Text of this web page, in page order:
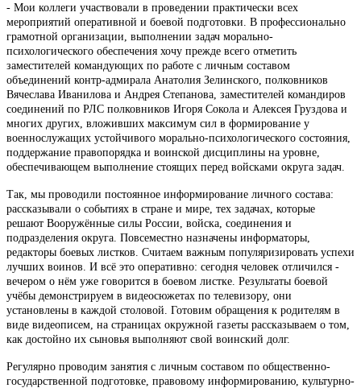
- Мои коллеги участвовали в проведении практически всех
мероприятий оперативной и боевой подготовки. В профессионально
грамотной организации, выполнении задач морально-
психологического обеспечения хочу прежде всего отметить
заместителей командующих по работе с личным составом
объединений контр-адмирала Анатолия Зелинского, полковников
Вячеслава Иванилова и Андрея Степанова, заместителей командиров
соединений по РЛС полковников Игоря Сокола и Алексея Груздова и
многих других, вложивших максимум сил в формирование у
военнослужащих устойчивого морально-психологического состояния,
поддержание правопорядка и воинской дисциплины на уровне,
обеспечивающем выполнение стоящих перед войсками округа задач.
Так, мы проводили постоянное информирование личного состава:
рассказывали о событиях в стране и мире, тех задачах, которые
решают Вооружённые силы России, войска, соединения и
подразделения округа. Повсеместно назначены информаторы,
редакторы боевых листков. Считаем важным популяризировать успехи
лучших воинов. И всё это оперативно: сегодня человек отличился -
вечером о нём уже говорится в боевом листке. Результаты боевой
учёбы демонстрируем в видеосюжетах по телевизору, они
установлены в каждой столовой. Готовим обращения к родителям в
виде видеописем, на страницах окружной газеты рассказываем о том,
как достойно их сыновья выполняют свой воинский долг.
Регулярно проводим занятия с личным составом по общественно-
государственной подготовке, правовому информированию, культурно-